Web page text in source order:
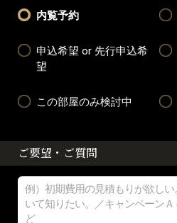
内覧予約
申込希望 or 先行申込希
望
この部屋のみ検討中
ご要望・ご質問